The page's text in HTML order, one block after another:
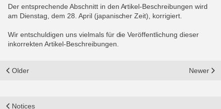
Der entsprechende Abschnitt in den Artikel-Beschreibungen wird
am Dienstag, dem 28. April (japanischer Zeit), korrigiert.
Wir entschuldigen uns vielmals für die Veröffentlichung dieser
inkorrekten Artikel-Beschreibungen.
Older Newer
Notices